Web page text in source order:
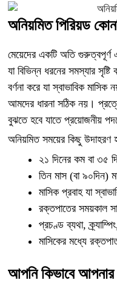
অনিয়মিত পিরিয়ড
মেয়েদের একটি অতি গুরুত্বপূর্ণ
যা বিভিন্ন ধরনের সমস্যার
বর্ণনা করে যা স্বাভাবিক
আমদের ধারনা সঠিক নয়।
বুঝতে হবে যাতে প্রয়োজনীয়
অনিয়মিত সময়ের কিছু উদাহরণ
২১ দিনের কম বা ৩৫
তিন মাস (বা ৯০দিন)
মাসিক প্রবাহ যা
রক্তপাতের সময়কাল
প্রচণ্ড ব্যথা,
মাসিকের মধ্যে
আপনি কিভাবে আপনার